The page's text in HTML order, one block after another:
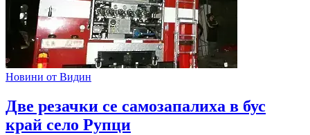
Новини от Видин
Две резачки се самозапалиха в бус
край село Рупци